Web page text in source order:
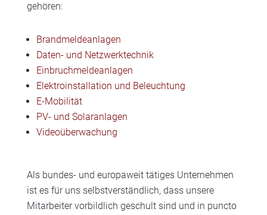
gehören:
Brandmeldeanlagen
Daten- und Netzwerktechnik
Einbruchmeldeanlagen
Elektroinstallation und Beleuchtung
E-Mobilität
PV- und Solaranlagen
Videoüberwachung
Als bundes- und europaweit tätiges Unternehmen
ist es für uns selbstverständlich, dass unsere
Mitarbeiter vorbildlich geschult sind und in puncto